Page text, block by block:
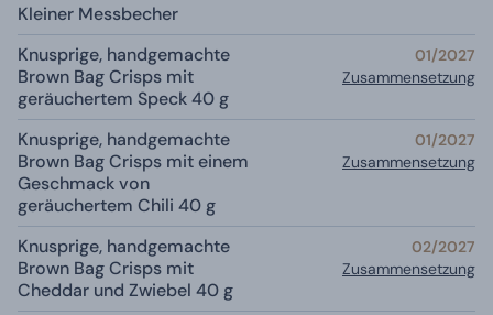
Kleiner Messbecher
Knusprige, handgemachte
Brown Bag Crisps mit
geräuchertem Speck 40 g
01/2027
Zusammensetzung
Knusprige, handgemachte
Brown Bag Crisps mit einem
Geschmack von
geräuchertem Chili 40 g
01/2027
Zusammensetzung
Knusprige, handgemachte
Brown Bag Crisps mit
Cheddar und Zwiebel 40 g
02/2027
Zusammensetzung